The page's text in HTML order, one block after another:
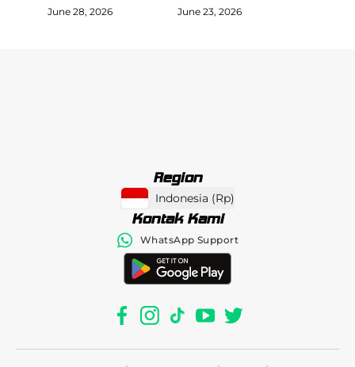
June 28, 2026 June 23, 2026
Region
Indonesia (Rp)
Kontak Kami
WhatsApp Support